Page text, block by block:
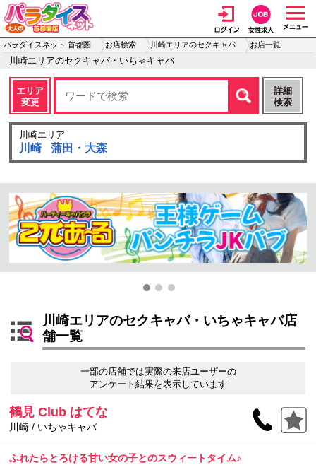
パラダイスネット 首都圏 お店検索 川崎エリアのセクキャバ お店一覧
川崎エリアのセクキャバ・いちゃキャバ
エリア
変更
詳細
検索
川崎エリア
川崎 蒲田・大森
川崎エリアのセクキャバ・いちゃキャバ店
舗一覧
一部の店舗では実際の来店ユーザーの
アンケート結果を表示しています
鶴見 Club はてな
川崎 / いちゃキャバ
ふれたらとろける甘い女の子とのスウィートタイム♪